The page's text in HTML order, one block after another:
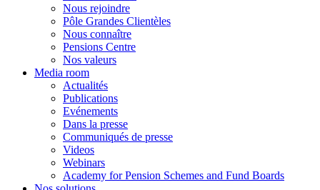
Nous rejoindre
Pôle Grandes Clientèles
Nous connaître
Pensions Centre
Nos valeurs
Media room
Actualités
Publications
Evénements
Dans la presse
Communiqués de presse
Videos
Webinars
Academy for Pension Schemes and Fund Boards